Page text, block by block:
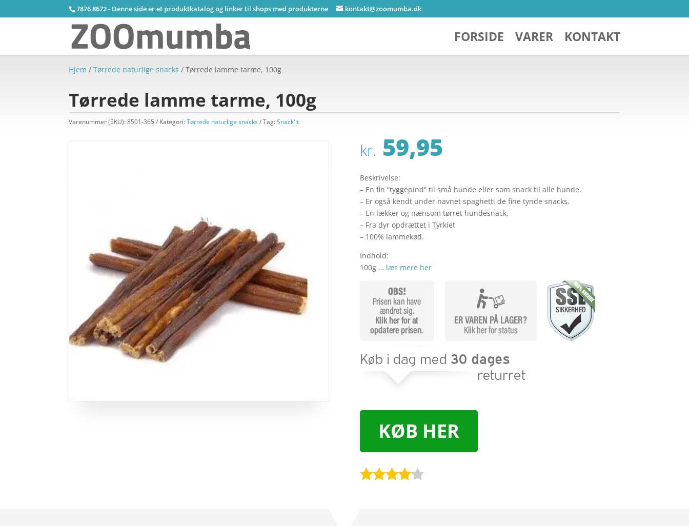
7876 8672 - Denne side er et produktkatalog og linker til shops med produkterne kontakt@zoomumba.dk
FORSIDE VARER KONTAKT
Hjem /Tørrede naturlige snacks / Tørrede lamme tarme, 100g
Tørrede lamme tarme, 100g
Varenummer (SKU):8501-365 Kategori:Tørrede naturlige snacks Tag:Snack'it
kr. 59,95
Beskrivelse:
– En fin “tyggepind” til små hunde eller som snack til alle hunde.
– Er også kendt under navnet spaghetti de fine tynde snacks.
– En lækker og nænsom tørret hundesnack.
– Fra dyr opdrættet i Tyrkiet
– 100% lammekød.
Indhold:
100g … læs mere her
KØB HER